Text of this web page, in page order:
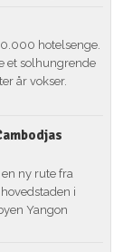
hotelsenge.
et solhungrende
år vokser.
ny rute fra
i
Yangon